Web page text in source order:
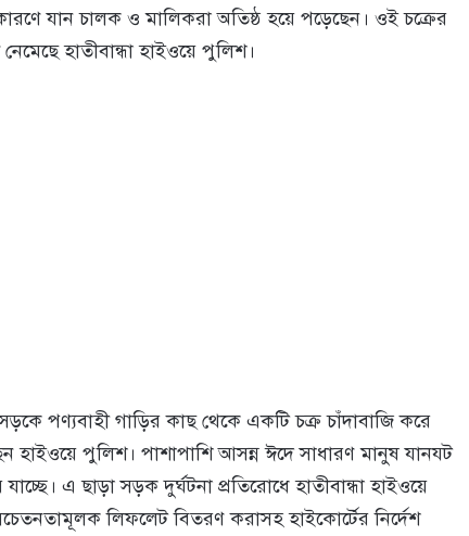
যান চালক ও মালিকরা অতিষ্ঠ হয়ে পড়েছেন। ওই চক্রের
হাতীবান্ধা হাইওয়ে পুলিশ।
পণ্যবাহী গাড়ির কাছ থেকে একটি চক্র চাঁদাবাজি করে
হাইওয়ে পুলিশ। পাশাপাশি আসন্ন ঈদে সাধারণ মানুষ যানযট
এ ছাড়া সড়ক দুর্ঘটনা প্রতিরোধে হাতীবান্ধা হাইওয়ে
লিফলেট বিতরণ করাসহ হাইকোর্টের নির্দেশ